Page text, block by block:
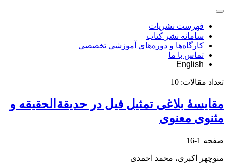
فهرست نشریات
سامانه نشر کتاب
کارگاه‌ها و دوره‌های آموزشی تخصصی
تماس با ما
English
تعداد مقالات: 10
مقایسۀ بلاغی تمثیل فیل در حدیقة‌الحقیقه و
مثنوی معنوی
صفحه 1-16
منوچهر اکبری، محمد احمدی